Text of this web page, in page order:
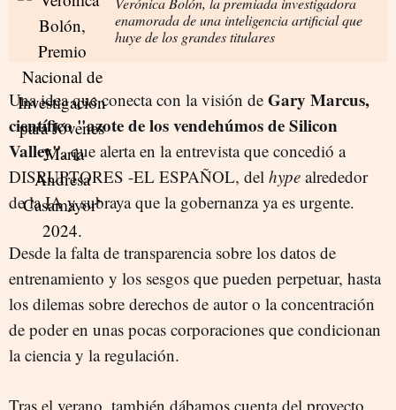
enamorada de una inteligencia artificial que
huye de los grandes titulares
Una idea que conecta con la visión de Gary Marcus,
científico "azote de los vendehúmos de Silicon
Valley", que alerta en la entrevista que concedió a
DISRUPTORES -EL ESPAÑOL, del hype alrededor
de la IA y subraya que la gobernanza ya es urgente.
Desde la falta de transparencia sobre los datos de
entrenamiento y los sesgos que pueden perpetuar, hasta
los dilemas sobre derechos de autor o la concentración
de poder en unas pocas corporaciones que condicionan
la ciencia y la regulación.
Tras el verano, también dábamos cuenta del proyecto